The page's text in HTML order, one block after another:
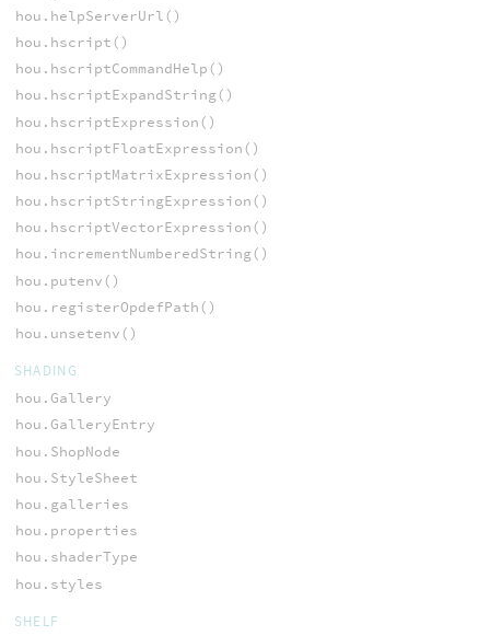
hou.helpServerUrl()
hou.hscript()
hou.hscriptCommandHelp()
hou.hscriptExpandString()
hou.hscriptExpression()
hou.hscriptFloatExpression()
hou.hscriptMatrixExpression()
hou.hscriptStringExpression()
hou.hscriptVectorExpression()
hou.incrementNumberedString()
hou.putenv()
hou.registerOpdefPath()
hou.unsetenv()
SHADING
hou.Gallery
hou.GalleryEntry
hou.ShopNode
hou.StyleSheet
hou.galleries
hou.properties
hou.shaderType
hou.styles
SHELF